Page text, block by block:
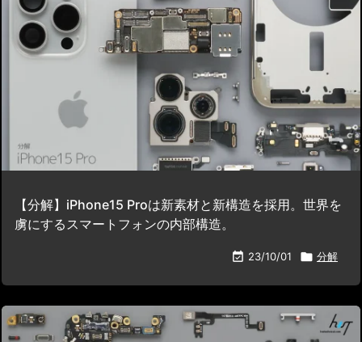
【分解】iPhone15 Proは新素材と新構造を採用。世界を
虜にするスマートフォンの内部構造。
 23/10/01  分解